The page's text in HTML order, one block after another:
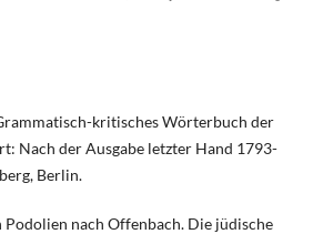
kritisches Wörterbuch der
Nach der Ausgabe letzter Hand 1793-
Berlin.
Podolien nach Offenbach. Die jüdische